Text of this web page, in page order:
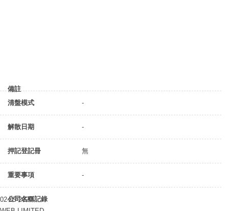
備註
清盤模式
-
解散日期 -
押記登記冊 無
重要事項 -
公司名稱記錄
02-05-2020